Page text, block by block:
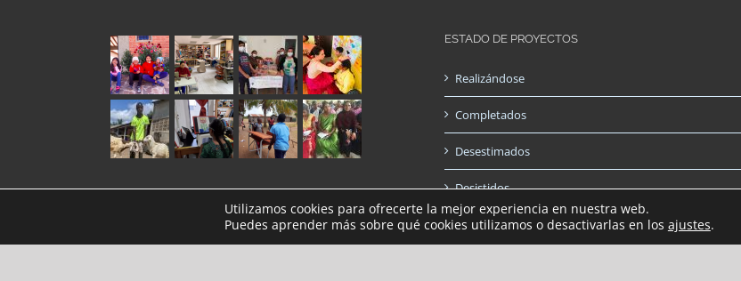
ESTADO DE PROYECTOS
Realizándose
Completados
Desestimados
Desistidos
Utilizamos cookies para ofrecerte la mejor experiencia en nuestra web.
Puedes aprender más sobre qué cookies utilizamos o desactivarlas en los ajustes.